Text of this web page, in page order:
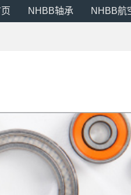
NHBB轴承 NHBB航